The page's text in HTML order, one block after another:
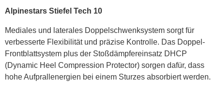
Alpinestars Stiefel Tech 10
Mediales und laterales Doppelschwenksystem sorgt für
verbesserte Flexibilität und präzise Kontrolle. Das Doppel-
Frontblattsystem plus der Stoßdämpfereinsatz DHCP
(Dynamic Heel Compression Protector) sorgen dafür, dass
hohe Aufprallenergien bei einem Sturzes absorbiert werden.